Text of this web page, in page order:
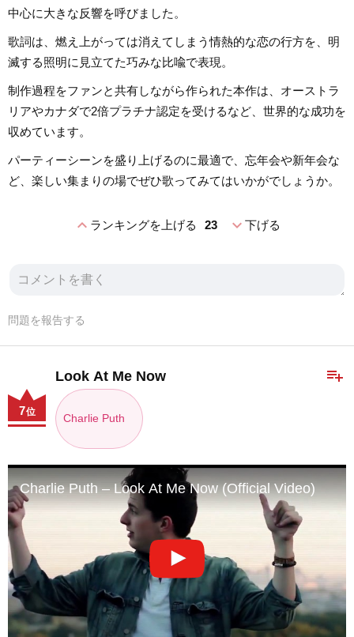
中心に大きな反響を呼びました。
歌詞は、燃え上がっては消えてしまう情熱的な恋の行方を、明
滅する照明に見立てた巧みな比喩で表現。
制作過程をファンと共有しながら作られた本作は、オーストラ
リアやカナダで2倍プラチナ認定を受けるなど、世界的な成功を
収めています。
パーティーシーンを盛り上げるのに最適で、忘年会や新年会な
ど、楽しい集まりの場でぜひ歌ってみてはいかがでしょうか。
expand_lessランキングを上げる 23 expand_more下げる
問題を報告する
playlist_add
Look At Me Now
Charlie Puth
7位
Charlie Puth – Look At Me Now (Official Video)